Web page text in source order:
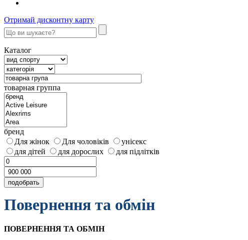
Отримай дисконтну карту
Каталог
товарная группа
бренд
Для жінок
Для чоловіків
унісекс
для дітей
для дорослих для підлітків
Повернення та обмін
ПОВЕРНЕННЯ ТА ОБМІН